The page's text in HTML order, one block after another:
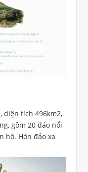
diện tích 496km2,
gồm 20 đảo nổi
hô. Hòn đảo xa